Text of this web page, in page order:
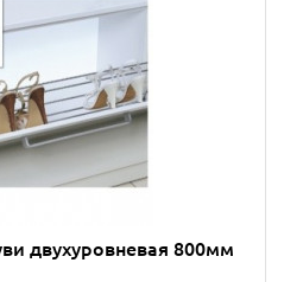
двухуровневая 800мм